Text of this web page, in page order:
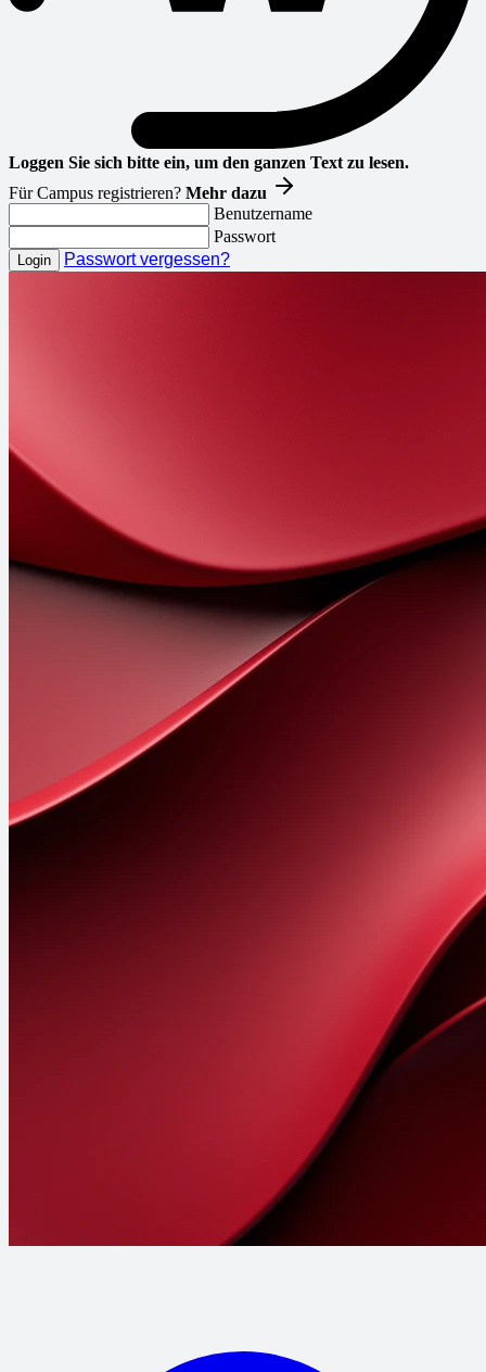
Loggen Sie sich bitte ein, um den ganzen Text zu lesen.
Für Campus registrieren? Mehr dazu
Benutzername
Passwort
Passwort vergessen?